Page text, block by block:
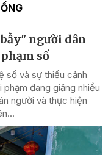
người dân
số
số và sự thiếu cảnh
đang giăng nhiều
người và thực hiện